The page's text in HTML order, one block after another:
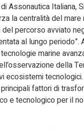
Assonautica Italiana,
la centralità del
percorso avviato
al lungo
marine
della
ecosistemi
fattori di
e tecnologico per il